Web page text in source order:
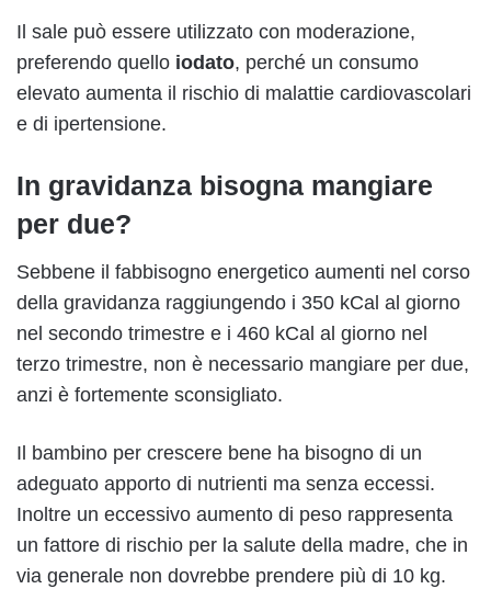
Il sale può essere utilizzato con moderazione,
preferendo quello iodato, perché un consumo
elevato aumenta il rischio di malattie cardiovascolari
e di ipertensione.
In gravidanza bisogna mangiare
per due?
Sebbene il fabbisogno energetico aumenti nel corso
della gravidanza raggiungendo i 350 kCal al giorno
nel secondo trimestre e i 460 kCal al giorno nel
terzo trimestre, non è necessario mangiare per due,
anzi è fortemente sconsigliato.
Il bambino per crescere bene ha bisogno di un
adeguato apporto di nutrienti ma senza eccessi.
Inoltre un eccessivo aumento di peso rappresenta
un fattore di rischio per la salute della madre, che in
via generale non dovrebbe prendere più di 10 kg.